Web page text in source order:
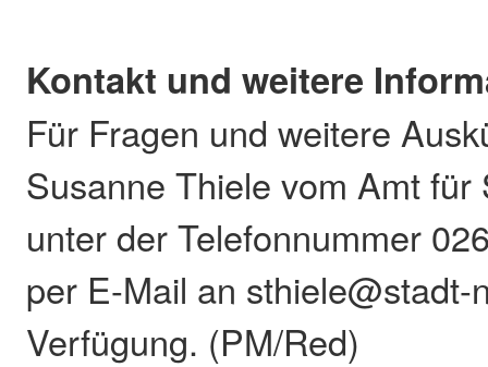
Kontakt und weitere
Für Fragen und weitere
Susanne Thiele vom Amt für
unter der Telefonnummer
per E-Mail an sthiele@stadt-
Verfügung. (PM/Red)